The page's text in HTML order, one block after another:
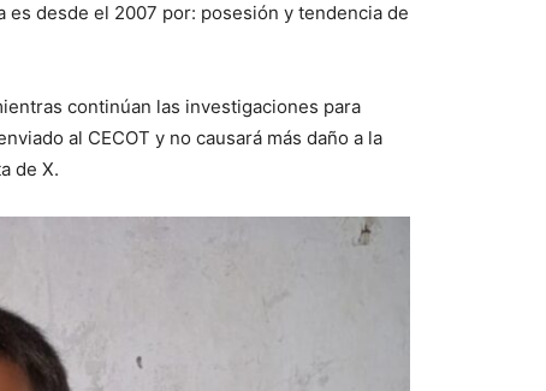
desde el 2007 por: posesión y tendencia de
continúan las investigaciones para
al CECOT y no causará más daño a la
de X.